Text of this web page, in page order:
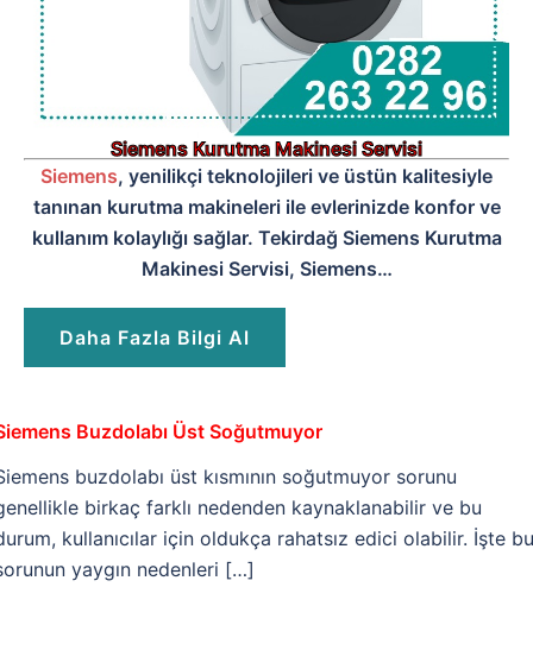
Siemens Kurutma Makinesi Servisi
Siemens, yenilikçi teknolojileri ve üstün kalitesiyle
tanınan kurutma makineleri ile evlerinizde konfor ve
kullanım kolaylığı sağlar. Tekirdağ Siemens Kurutma
Makinesi Servisi, Siemens…
Daha Fazla Bilgi Al
Buzdolabı Üst Soğutmuyor
buzdolabı üst kısmının soğutmuyor sorunu
birkaç farklı nedenden kaynaklanabilir ve bu
kullanıcılar için oldukça rahatsız edici olabilir. İşte bu
yaygın nedenleri […]